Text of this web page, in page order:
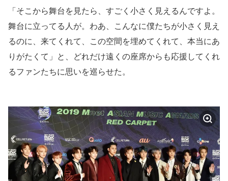
「そこから舞台を見たら、すごく小さく見えるんですよ。
舞台に立ってる人が。わあ、こんなに僕たちが小さく見え
るのに、来てくれて、この空間を埋めてくれて、本当にあ
りがたくて」と、どれだけ遠くの座席からも応援してくれ
るファンたちに思いを巡らせた。